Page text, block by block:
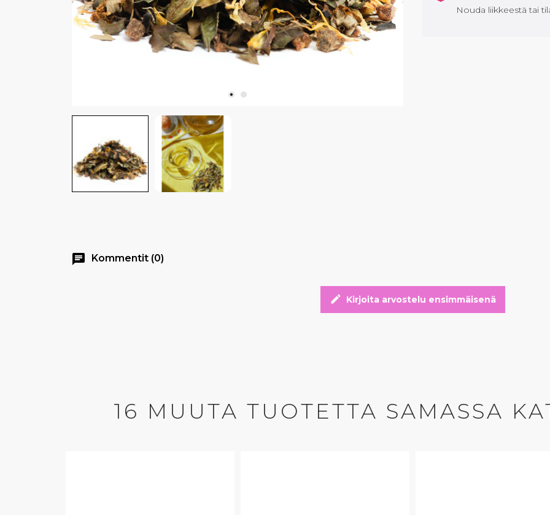
Nouda liikkeestä tai
chat Kommentit (0)
edit Kirjoita arvostelu ensimmäisenä
16 MUUTA TUOTETTA SAMASSA